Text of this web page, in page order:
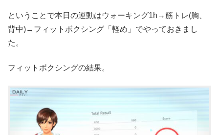
ということで本日の運動はウォーキング1h→筋トレ(胸、
背中)→フィットボクシング「軽め」でやっておきまし
た。
フィットボクシングの結果。